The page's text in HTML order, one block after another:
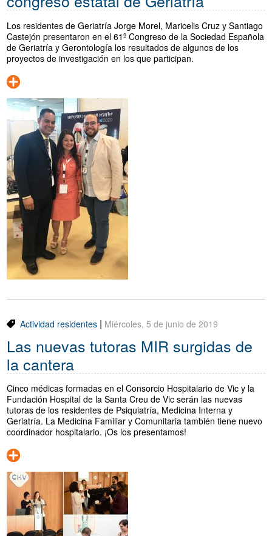
Los residentes de Geriatría Jorge Morel, Maricelis Cruz y Santiago
Castejón presentaron en el 61º Congreso de la Sociedad Española
de Geriatría y Gerontología los resultados de algunos de los
proyectos de investigación en los que participan.
Actividad residentes| Miércoles, 5 de junio de 2019
Las nuevas tutoras MIR surgidas de
la cantera
Cinco médicas formadas en el Consorcio Hospitalario de Vic y la
Fundación Hospital de la Santa Creu de Vic serán las nuevas
tutoras de los residentes de Psiquiatría, Medicina Interna y
Geriatría. La Medicina Familiar y Comunitaria también tiene nuevo
coordinador hospitalario. ¡Os los presentamos!